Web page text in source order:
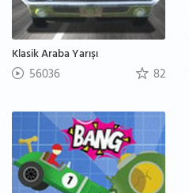
Klasik Araba Yarışı
56036 82